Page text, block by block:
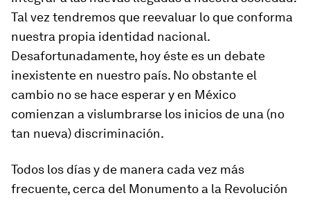
Tal vez tendremos que reevaluar lo que conforma
nuestra propia identidad nacional.
Desafortunadamente, hoy éste es un debate
inexistente en nuestro país. No obstante el
cambio no se hace esperar y en México
comienzan a vislumbrarse los inicios de una (no
tan nueva) discriminación.
Todos los días y de manera cada vez más
frecuente, cerca del Monumento a la Revolución